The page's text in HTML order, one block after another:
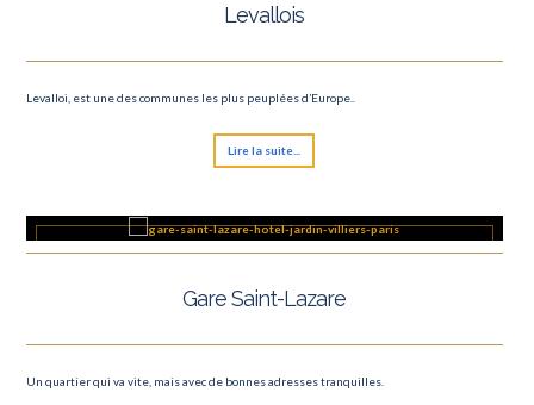
Levallois
Levalloi, est une des communes les plus peuplées d’Europe..
Lire la suite...
Gare Saint-Lazare
Un quartier qui va vite, mais avec de bonnes adresses tranquilles.